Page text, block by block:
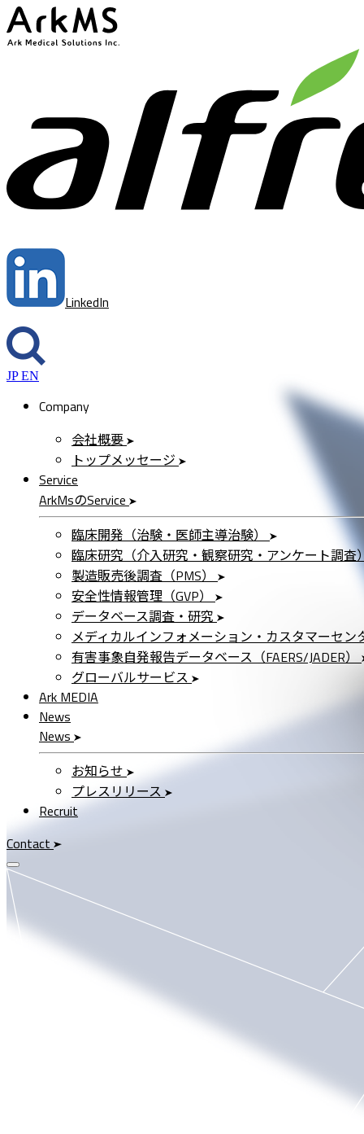
LinkedIn
JP EN
Company
会社概要
トップメッセージ
Service
ArkMsのService
臨床開発（治験・医師主導治験）
臨床研究（介入研究・観察研究・アンケート調査
製造販売後調査（PMS）
安全性情報管理（GVP）
データベース調査・研究
メディカルインフォメーション・カスタマーセン
有害事象自発報告データベース（FAERS/JADER）
グローバルサービス
Ark MEDIA
News
News
お知らせ
プレスリリース
Recruit
Contact